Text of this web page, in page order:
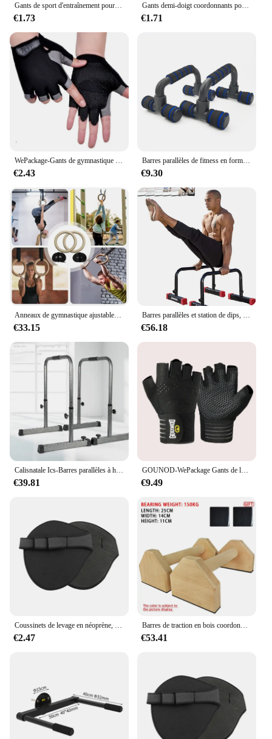
€1.73
Gants demi-doigt coordonnants pour hommes et femmes, gants DumbHavana respirants, gants de sport élastiques, gants d'exercice antichocs, gants de sport pour le cyclisme et le vélo
€1.71
€2.43
Barres parallèles de fitness en forme de H, 1 paire, support de push-up, stable et durable
€9.30
Anneaux de gymnastique ajustables Calisnatale Ics pour hommes, équipement de fitness à domicile, anneau d'exercice pour la maison
€33.15
Barres parallèles et station de dips, essentiels de gym à domicile pour s'asseoir en L, Calisics natale, Entraînements du haut du corps, RapDuty, Idéal pour les pompes
€56.18
Calisnatale Ics-Barres parallèles à hauteur réglable, meilleur prix, équipement à vendre
€39.81
GOUNOD-WePackage Gants de levage respirants coordonnants, bracelet de soutien, gants de sport, gants de gymnastique, musculation, haltérophilie, entraînement physique
€9.49
Coussinets de levage en néoprène, gants d'entraînement de gymnastique, WePackage, Calisnatale Ics Powerlifting, Fitness Sports, protège-mains, 2 pièces
€2.47
Barres de traction en bois coordonnantes, équipement de musculation à domicile
€53.41